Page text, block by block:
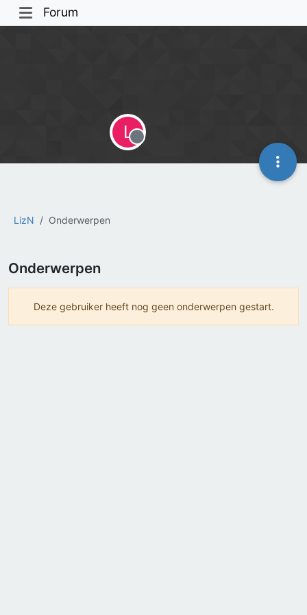
Forum
LizN Onderwerpen
L
Offline
Onderwerpen
Deze gebruiker heeft nog geen onderwerpen gestart.